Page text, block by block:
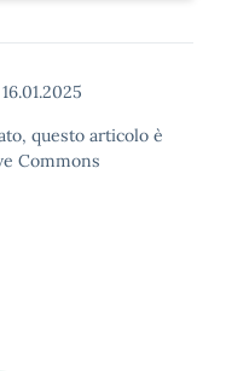
16.01.2025
questo articolo è
Commons